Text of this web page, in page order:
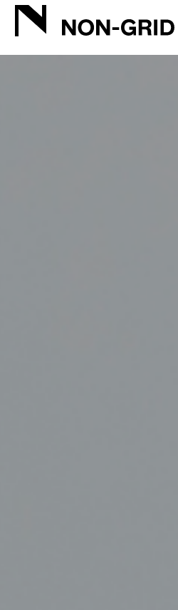
ユカリアタッチ ウィズ | ウェブデザイン | NON-GRID INC.